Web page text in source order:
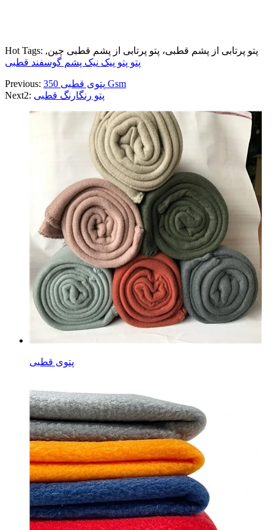
Hot Tags: پتو پرتابی از پشم قطبی، پتو پرتابی از پشم قطبی چین,
پتو پتو پیک نیک پشم گوسفند قطبی
Previous:
پتوی قطبی 350 Gsm
Next2: پتو رنگارنگ قطبی
پتوی قطبی